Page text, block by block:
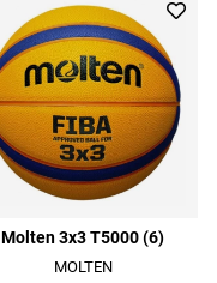
Molten 3x3 T5000 (6)
MOLTEN